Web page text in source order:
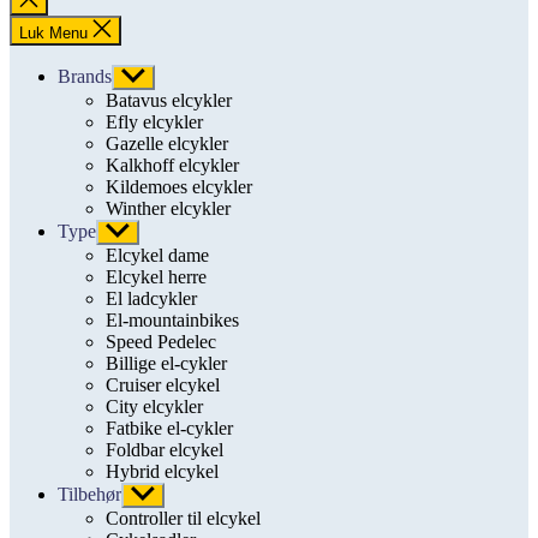
søgning
Luk Menu
Brands Vis
undermenu
Batavus elcykler
Efly elcykler
Gazelle elcykler
Kalkhoff elcykler
Kildemoes elcykler
Winther elcykler
Type Vis
undermenu
Elcykel dame
Elcykel herre
El ladcykler
El-mountainbikes
Speed Pedelec
Billige el-cykler
Cruiser elcykel
City elcykler
Fatbike el-cykler
Foldbar elcykel
Hybrid elcykel
Tilbehør Vis
undermenu
Controller til elcykel